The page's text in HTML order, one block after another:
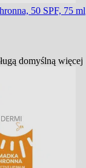
50 SPF, 75 ml
domyślną więcej